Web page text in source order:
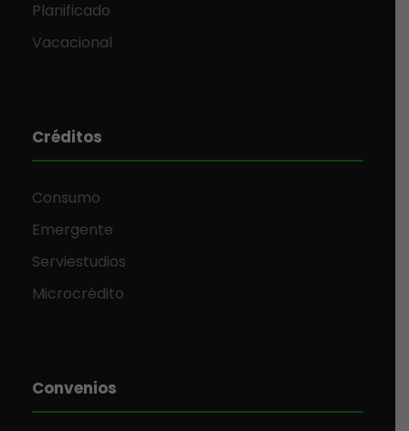
Planificado
Vacacional
Créditos
Consumo
Emergente
Serviestudios
Microcrédito
Convenios